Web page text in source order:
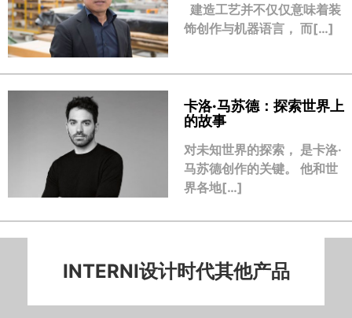
建造工艺并不仅仅意味着装
饰创作与机器语言， 而[…]
卡洛·马苏德：探索世界上
的故事
对未知世界的探索， 是卡洛·
马苏德创作的关键。 他和世
界各地[…]
INTERNI设计时代其他产品